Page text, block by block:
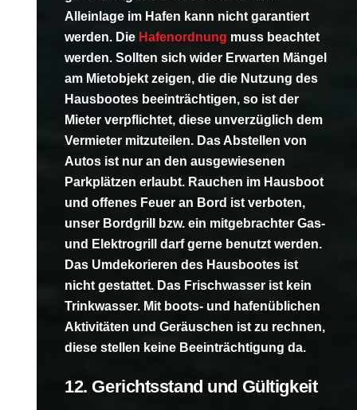
Alleinlage im Hafen kann nicht garantiert
werden. Die Hafenordnung muss beachtet
werden.Sollten sich wider Erwarten Mängel
am Mietobjekt zeigen, die die Nutzung des
Hausbootes beeinträchtigen, so ist der
Mieter verpflichtet, diese unverzüglich dem
Vermieter mitzuteilen. Das Abstellen von
Autos ist nur an den ausgewiesenen
Parkplätzen erlaubt. Rauchen im Hausboot
und offenes Feuer an Bord ist verboten,
unser Bordgrill bzw. ein mitgebrachter Gas-
und Elektrogrill darf gerne benutzt werden.
Das Umdekorieren des Hausbootes ist
nicht gestattet. Das Frischwasser ist kein
Trinkwasser. Mit boots- und hafenüblichen
Aktivitäten und Geräuschen ist zu rechnen,
diese stellen keine Beeinträchtigung da.
12. Gerichtsstand und Gültigkeit